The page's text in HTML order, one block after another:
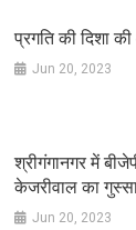
प्रगति की दिशा
Jun 20, 2023
श्रीगंगानगर में
केजरीवाल का
Jun 20, 2023